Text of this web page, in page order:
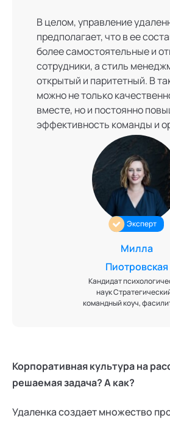
Эксперт
Милла
Пиотровская
Кандидат
наук
командный коуч,
Член экспертного
профессиональному
психологов
В целом, управление
предполагает, что в ее
более самостоятельные и
сотрудники, а стиль
открытый и паритетный. В
можно не только
вместе, но и постоянно
эффективность команды и
Корпоративная культура на
решаемая задача? А как?
Удаленка создает множество